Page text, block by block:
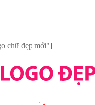
chữ đẹp mới"]